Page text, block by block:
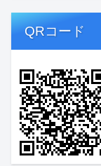
QRコード